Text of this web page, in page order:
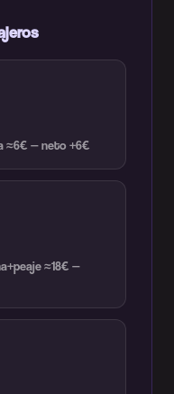
≈6€ — neto +6€
≈18€ —